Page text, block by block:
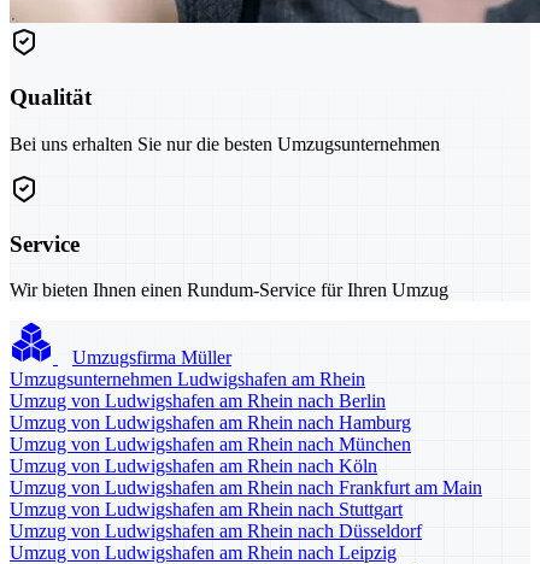
Qualität
Bei uns erhalten Sie nur die besten Umzugsunternehmen
Service
Wir bieten Ihnen einen Rundum-Service für Ihren Umzug
Umzugsfirma Müller
Umzugsunternehmen Ludwigshafen am Rhein
Umzug von Ludwigshafen am Rhein nach Berlin
Umzug von Ludwigshafen am Rhein nach Hamburg
Umzug von Ludwigshafen am Rhein nach München
Umzug von Ludwigshafen am Rhein nach Köln
Umzug von Ludwigshafen am Rhein nach Frankfurt am Main
Umzug von Ludwigshafen am Rhein nach Stuttgart
Umzug von Ludwigshafen am Rhein nach Düsseldorf
Umzug von Ludwigshafen am Rhein nach Leipzig